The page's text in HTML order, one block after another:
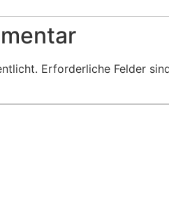
Erforderliche Felder